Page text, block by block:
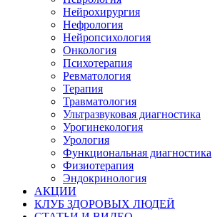
Нейрохирургия
Нефрология
Нейропсихология
Онкология
Психотерапия
Ревматология
Терапия
Травматология
Ультразвуковая диагностика
Урогинекология
Урология
Функциональная диагностика
Физиотерапия
Эндокринология
АКЦИИ
КЛУБ ЗДОРОВЫХ ЛЮДЕЙ